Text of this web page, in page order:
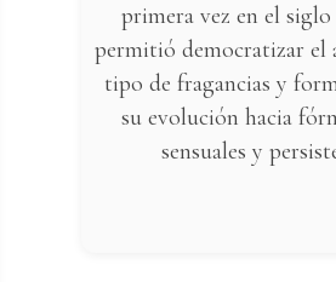
primera vez en el
permitió democratizar el
tipo de fragancias y
su evolución hacia
sensuales y